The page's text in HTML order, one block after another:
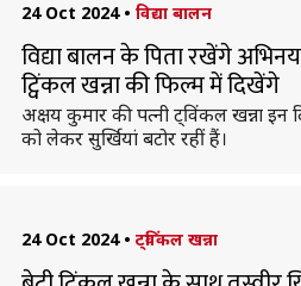
24 Oct 2024 • विद्या बालन
विद्या बालन के पिता रखेंगे
ट्विंकल खन्ना की फिल्म में दिखेंगे
अक्षय कुमार की पत्नी ट्विंकल खन्ना इन
को लेकर सुर्खियां बटोर रहीं हैं।
24 Oct 2024 • ट्विंकल खन्ना